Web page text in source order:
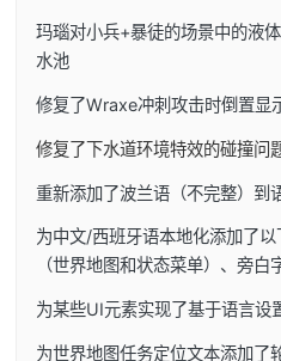
玛瑙对小兵+暴徒的场景中的液
水池
修复了Wraxe冲刺攻击时倒置显
修复了下水道环境特效的碰撞问
重新添加了波兰语（不完整）到
为中文/西班牙语本地化添加了
（世界地图和状态菜单）、旁白
为某些UI元素实现了基于语言设
为世界地图任务定位文本添加了